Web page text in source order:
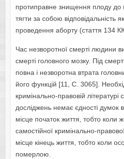
протиправне знищення плоду до
тягти за собою відповідальність
проведення аборту (стаття 134
Час незворотної смерті людини
смерті головного мозку. Під
повна і незворотна втрата
його функцій [11, С. 3065].
кримінально-правовій літературі
досліджень немає єдності думок
місце початок життя, тобто коли
самостійної кримінально-
місце кінець життя, тобто коли
померлою.